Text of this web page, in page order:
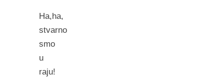
Ha,ha,
stvarno
smo
u
raju!